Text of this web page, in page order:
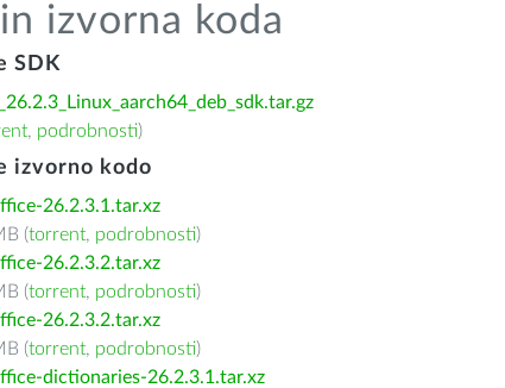
izvorna koda
SDK
, podrobnosti)
izvorno kodo
26.2.3.1.tar.xz
(torrent, podrobnosti)
26.2.3.2.tar.xz
(torrent, podrobnosti)
26.2.3.2.tar.xz
(torrent, podrobnosti)
dictionaries-26.2.3.1.tar.xz